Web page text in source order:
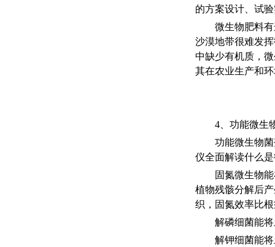
的方案设计、试
微生物肥料
沙漠地带很难发
中缺少有机质，
其在农业生产和
4、功能微生
功能微生物
仪全面解读什么
固氮微生物
植物残骸分解后
织，固氮效率比
解磷细菌能
解钾细菌能